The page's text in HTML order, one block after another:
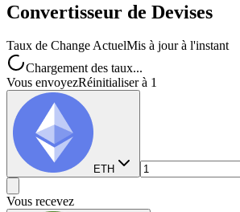
Convertisseur de Devises
Taux de Change ActuelMis à jour à l'instant
Chargement des taux...
Vous envoyezRéinitialiser à 1
ETH
Vous recevez